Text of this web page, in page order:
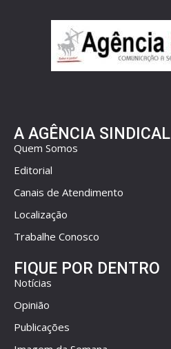
A AGÊNCIA SINDICAL
Quem Somos
Editorial
Canais de Atendimento
Localização
Trabalhe Conosco
FIQUE POR DENTRO
Notícias
Opinião
Publicações